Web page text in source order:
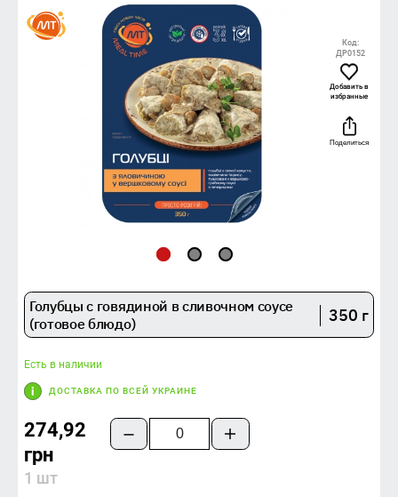
Код:
ДР0152
Добавить в
избранные
Поделиться
Голубцы с говядиной в сливочном соусе
(готовое блюдо)
350 г
Есть в наличии
ДОСТАВКА ПО ВСЕЙ УКРАИНЕ
274,92
грн
1 шт